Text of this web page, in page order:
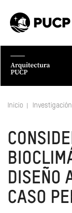
Inicio Investigación
DISEÑO
CASO